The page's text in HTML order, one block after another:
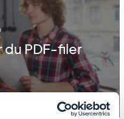
du PDF-filer